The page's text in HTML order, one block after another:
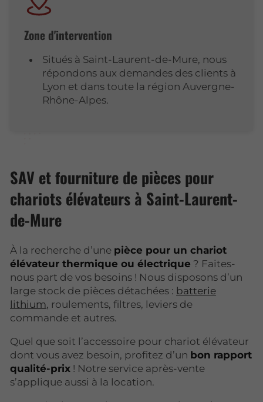
Zone d'intervention
Situés à Saint-Laurent-de-Mure, nous
répondons aux demandes des clients à
Lyon et dans toute la région Auvergne-
Rhône-Alpes.
SAV et fourniture de pièces pour
chariots élévateurs à Saint-Laurent-
de-Mure
À la recherche d’une pièce pour un chariot
élévateur thermique ou électrique ? Faites-
nous part de vos besoins ! Nous disposons d’un
large stock de pièces détachées : batterie
lithium, roulements, filtres, leviers de
commande et autres.
Quel que soit l’accessoire pour chariot élévateur
dont vous avez besoin, profitez d’un bon rapport
qualité-prix ! Notre service après-vente
s’applique aussi à la location.